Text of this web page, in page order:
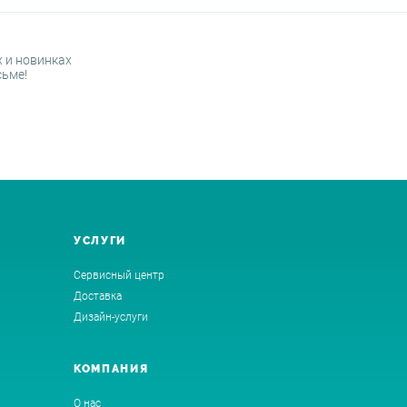
и новинках
УСЛУГИ
Сервисный центр
Доставка
Дизайн-услуги
КОМПАНИЯ
О нас